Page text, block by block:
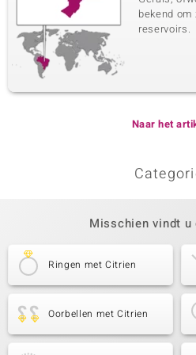
bekend
reservoirs.
Naar het
Misschien vindt
Ringen met Citrien
Oorbellen met Citrien